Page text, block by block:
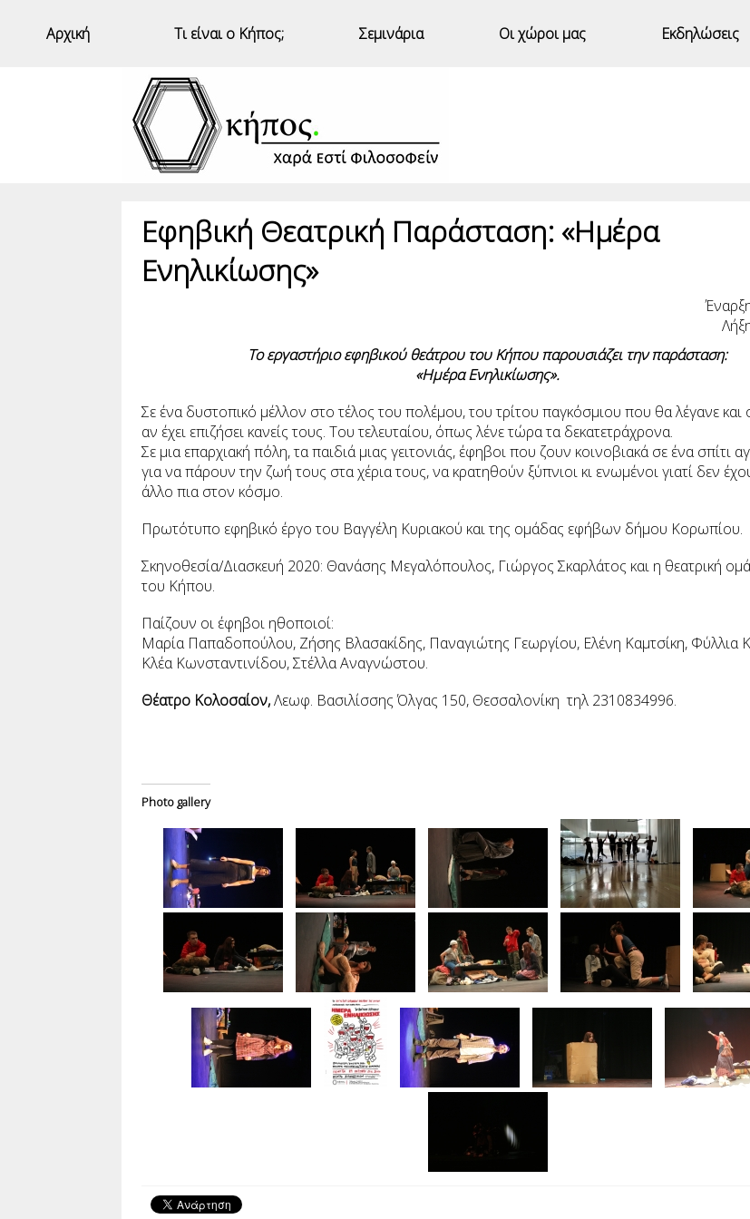
Αρχική Τι είναι ο Κήπος; Σεμινάρια Οι χώροι μας Εκδηλώσεις
Εφηβική Θεατρική Παράσταση: «Ημέρα
Ενηλικίωσης»
Το εργαστήριο εφηβικού θεάτρου του Κήπου παρουσιάζει την παράσταση:
«Ημέρα Ενηλικίωσης».
Σε ένα δυστοπικό μέλλον στο τέλος του πολέμου, του τρίτου παγκόσμιου που θα λέγανε και
αν έχει επιζήσει κανείς τους. Του τελευταίου, όπως λένε τώρα τα δεκατετράχρονα.
Σε μια επαρχιακή πόλη, τα παιδιά μιας γειτονιάς, έφηβοι που ζουν κοινοβιακά σε ένα σπίτι
για να πάρουν την ζωή τους στα χέρια τους, να κρατηθούν ξύπνιοι κι ενωμένοι γιατί δεν
άλλο πια στον κόσμο.
Πρωτότυπο εφηβικό έργο του Βαγγέλη Κυριακού και της ομάδας εφήβων δήμου Κορωπίου.
Σκηνοθεσία/Διασκευή 2020: Θανάσης Μεγαλόπουλος, Γιώργος Σκαρλάτος και η θεατρική
του Κήπου.
Παίζουν οι έφηβοι ηθοποιοί:
Μαρία Παπαδοπούλου, Ζήσης Βλασακίδης, Παναγιώτης Γεωργίου, Ελένη Καμτσίκη, Φύλλια
Κλέα Κωνσταντινίδου, Στέλλα Αναγνώστου.
Θέατρο Κολοσαίον,Λεωφ. Βασιλίσσης Όλγας 150, Θεσσαλονίκη τηλ 2310834996.
Photo gallery